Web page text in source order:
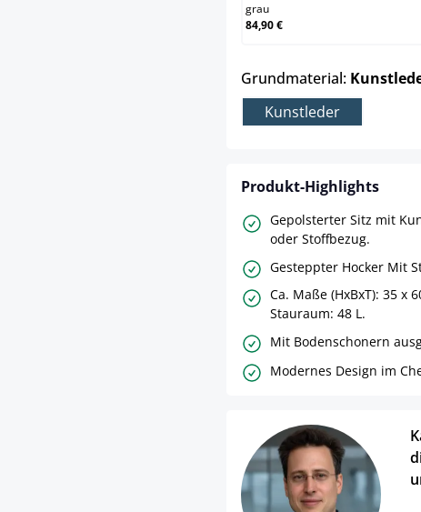
grau
84,90 €
Grundmaterial:
Kunstleder
Produkt-Highlights
Gepolsterter Sitz mit
oder Stoffbezug.
Gesteppter Hocker Mit
Ca. Maße (HxBxT): 35 x
Stauraum: 48 L.
Mit Bodenschonern
Modernes Design im